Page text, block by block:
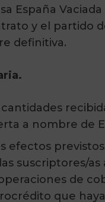
España
y el partido
definitiva.
cantidades
a nombre de
efectos
las suscriptores/
operaciones de
que